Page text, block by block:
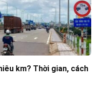
km? Thời gian, cách